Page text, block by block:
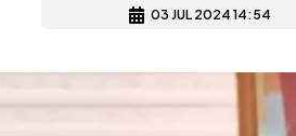
03 JUL 2024 14:54